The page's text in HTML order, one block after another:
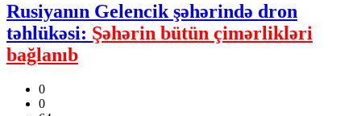
Rusiyanın Gelencik şəhərində dron
təhlükəsi: Şəhərin bütün çimərlikləri
bağlanıb
0
0